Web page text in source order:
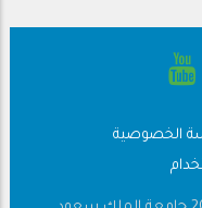
الخصوصية